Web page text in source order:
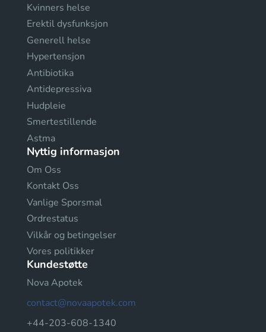
Kvinners helse
Erektil dysfunksjon
Generell helse
Hypertensjon
Antibiotika
Antidepressiva
Hudpleie
Smertestillende
Astma
Nyttig informasjon
Om Oss
Kontakt Oss
Vanlige Sporsmal
Ordrestatus
Vilkår og betingelser
Vores politikker
Kundestøtte
Nova Apotek
contact@novaapotek.com
+44-203-608-1340